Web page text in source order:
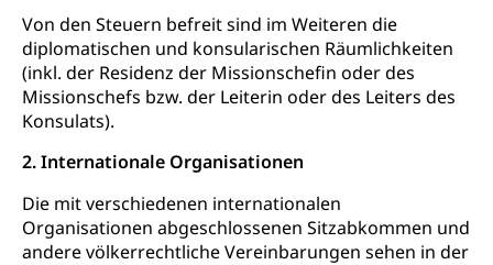
Von den Steuern befreit sind im Weiteren die
diplomatischen und konsularischen Räumlichkeiten
(inkl. der Residenz der Missionschefin oder des
Missionschefs bzw. der Leiterin oder des Leiters des
Konsulats).
2. Internationale Organisationen
Die mit verschiedenen internationalen
Organisationen abgeschlossenen Sitzabkommen und
andere völkerrechtliche Vereinbarungen sehen in der
IV für Kinder und Jugendliche (WAS Luzern)
Betreuende Angehörige
Pflegeheimliste und freie Pflegeplätze
Betreuung von Angehörigen (WAS Luzern)
Religion
Kirche, Gottesdienst, Seelsorge,
Religionsgemeinschaft
Religionsvielfalt Im Kanton Luzern (unilu)
Religion (gruezi.lu.ch)
Sport
Freizeitaktivitäten, Schulsport, Spitzensport,
Breitensport, Jugend und Sport, Sportanlagen